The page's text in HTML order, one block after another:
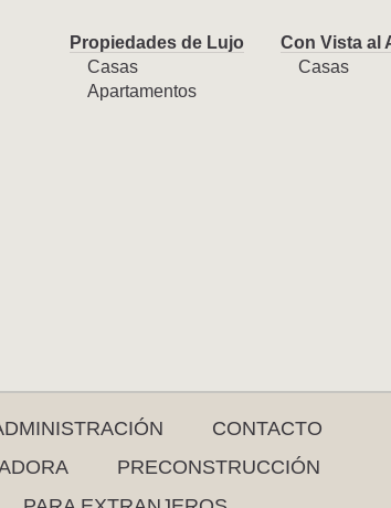
Propiedades de Lujo
Casas
Apartamentos
Con Vista al
Casas
CONTACTO
PRECONSTRUCCIÓN